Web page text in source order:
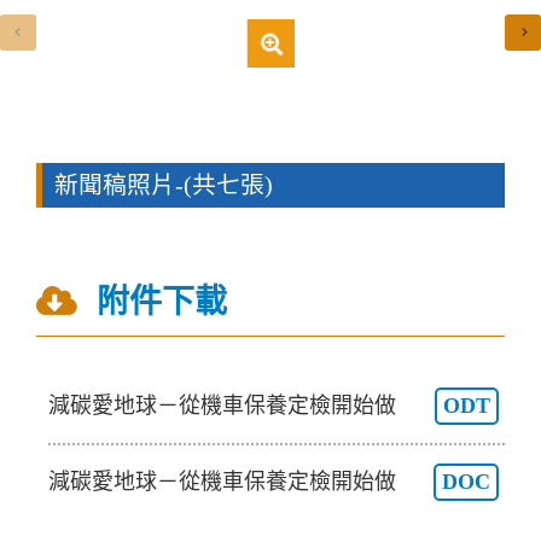
新聞稿照片-(共七張)
附件下載
減碳愛地球－從機車保養定檢開始做 ODT
減碳愛地球－從機車保養定檢開始做 DOC